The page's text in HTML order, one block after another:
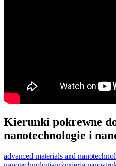
Kierunki pokrewne
nanotechnologie i
advanced materials and